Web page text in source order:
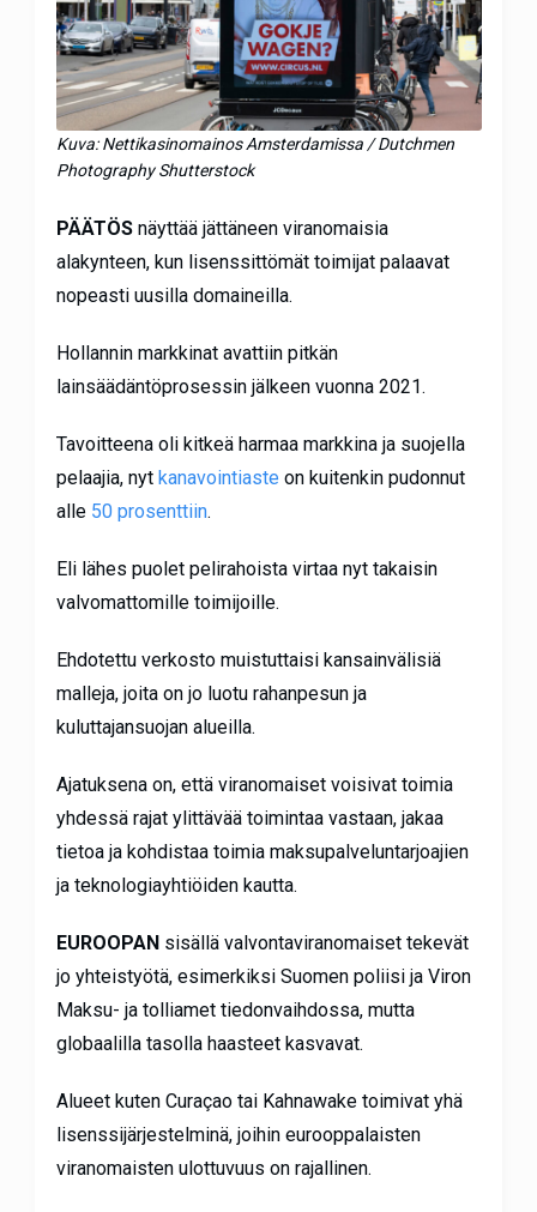
Kuva: Nettikasinomainos Amsterdamissa / Dutchmen
Photography Shutterstock
PÄÄTÖSnäyttää jättäneen viranomaisia
alakynteen, kun lisenssittömät toimijat palaavat
nopeasti uusilla domaineilla.
Hollannin markkinat avattiin pitkän
lainsäädäntöprosessin jälkeen vuonna 2021.
Tavoitteena oli kitkeä harmaa markkina ja suojella
pelaajia, nyt kanavointiaste on kuitenkin pudonnut
alle 50 prosenttiin.
Eli lähes puolet pelirahoista virtaa nyt takaisin
valvomattomille toimijoille.
Ehdotettu verkosto muistuttaisi kansainvälisiä
malleja, joita on jo luotu rahanpesun ja
kuluttajansuojan alueilla.
Ajatuksena on, että viranomaiset voisivat toimia
yhdessä rajat ylittävää toimintaa vastaan, jakaa
tietoa ja kohdistaa toimia maksupalveluntarjoajien
ja teknologiayhtiöiden kautta.
EUROOPANsisällä valvontaviranomaiset tekevät
jo yhteistyötä, esimerkiksi Suomen poliisi ja Viron
Maksu- ja tolliamet tiedonvaihdossa, mutta
globaalilla tasolla haasteet kasvavat.
Alueet kuten Curaçao tai Kahnawake toimivat yhä
lisenssijärjestelminä, joihin eurooppalaisten
viranomaisten ulottuvuus on rajallinen.